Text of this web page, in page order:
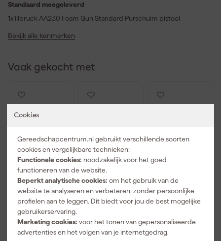
Cookies
Gereedschapcentrum.nl gebruikt verschillende soorten
cookies en vergelijkbare technieken:
Functionele cookies: noodzakelijk voor het goed
functioneren van de website.
Beperkt analytische cookies: om het gebruik van de
website te analyseren en verbeteren, zonder persoonlijke
profielen aan te leggen. Dit biedt voor jou de best mogelijke
gebruikerservaring.
Marketing cookies: voor het tonen van gepersonaliseerde
advertenties en het volgen van je internetgedrag.
Standaard meegeleverd
1x Illbruck AA230 Foam Gun Standard Purschuim pistool
Bekijk alle kenmerken
Vaak gekocht met
illbruck
AA290
Purpistool
reiniger -
500ml
Morgen
bezorgd
illbruck
FM310
Purschuim -
Morgen
bezorgd
illbruck
PU010 Panel
Adhesive
750ml
Morgen
bezorgd